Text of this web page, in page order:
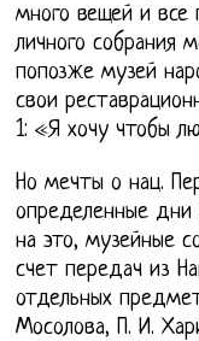
много вещей и все
личного собрания
попозже музей
свои
1: «Я хочу чтобы
Но мечты о нац.
определенные дни
на это, музейные
счет передач из
отдельных
Мосолова, П. И.